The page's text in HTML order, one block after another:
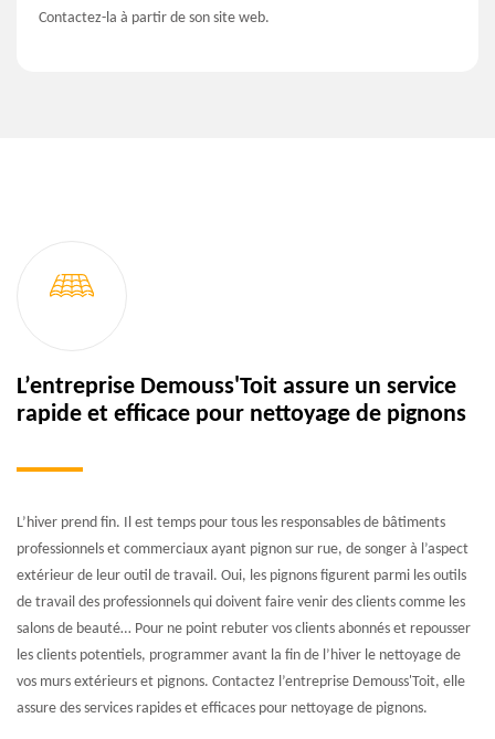
Contactez-la à partir de son site web.
L’entreprise Demouss'Toit assure un service
rapide et efficace pour nettoyage de pignons
L’hiver prend fin. Il est temps pour tous les responsables de bâtiments
professionnels et commerciaux ayant pignon sur rue, de songer à l’aspect
extérieur de leur outil de travail. Oui, les pignons figurent parmi les outils
de travail des professionnels qui doivent faire venir des clients comme les
salons de beauté… Pour ne point rebuter vos clients abonnés et repousser
les clients potentiels, programmer avant la fin de l’hiver le nettoyage de
vos murs extérieurs et pignons. Contactez l’entreprise Demouss'Toit, elle
assure des services rapides et efficaces pour nettoyage de pignons.